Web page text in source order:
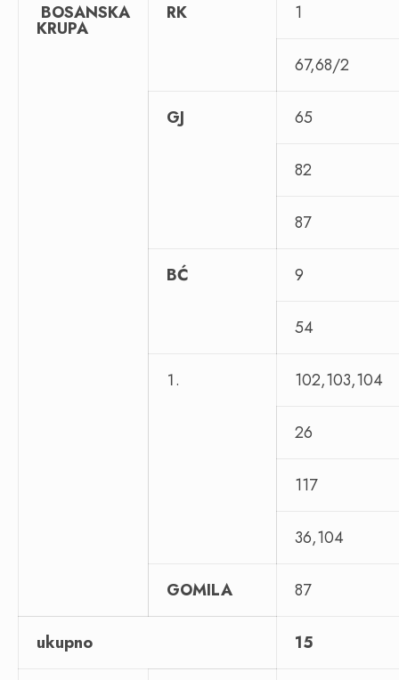
BOSANSKA
KRUPA
RK 1
67,68/2
GJ 65
82
87
BĆ 9
54
102,103,104
26
117
36,104
GOMILA 87
ukupno 15